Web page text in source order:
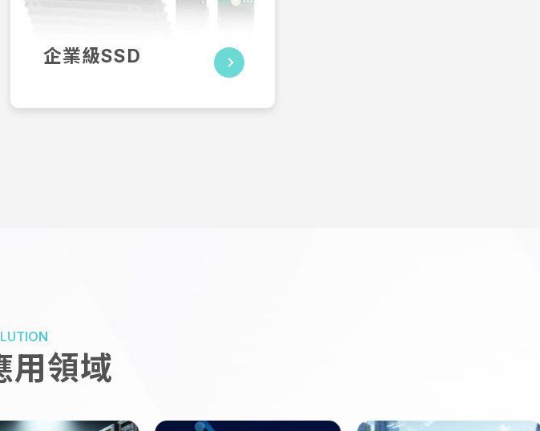
碟– 適用於企業需求，高速且
企業級SSD
用領域